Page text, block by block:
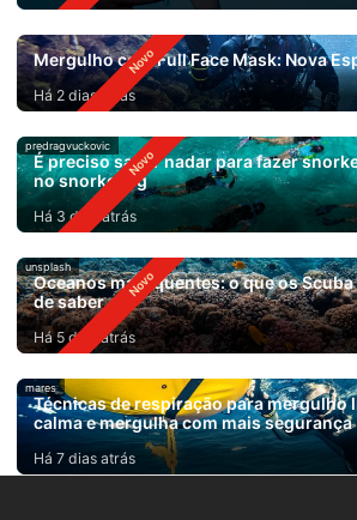
Mergulho com Full Face Mask: Nova
Há 2 dias atrás
predragvuckovic
É preciso saber nadar para fazer
no snorkeling
Há 3 dias atrás
unsplash
Oceanos mais quentes: o que os
de saber
Há 5 dias atrás
mares
Técnicas de respiração para mergulho
calma e mergulha com mais segurança
Há 7 dias atrás